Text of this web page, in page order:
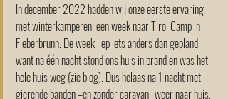
In december 2022 hadden wij onze eerste ervaring
met winterkamperen: een week naar Tirol Camp in
Fieberbrunn. De week liep iets anders dan gepland,
want na één nacht stond ons huis in brand en was het
hele huis weg (zie blog). Dus helaas na 1 nacht met
gierende banden –en zonder caravan- weer naar huis.